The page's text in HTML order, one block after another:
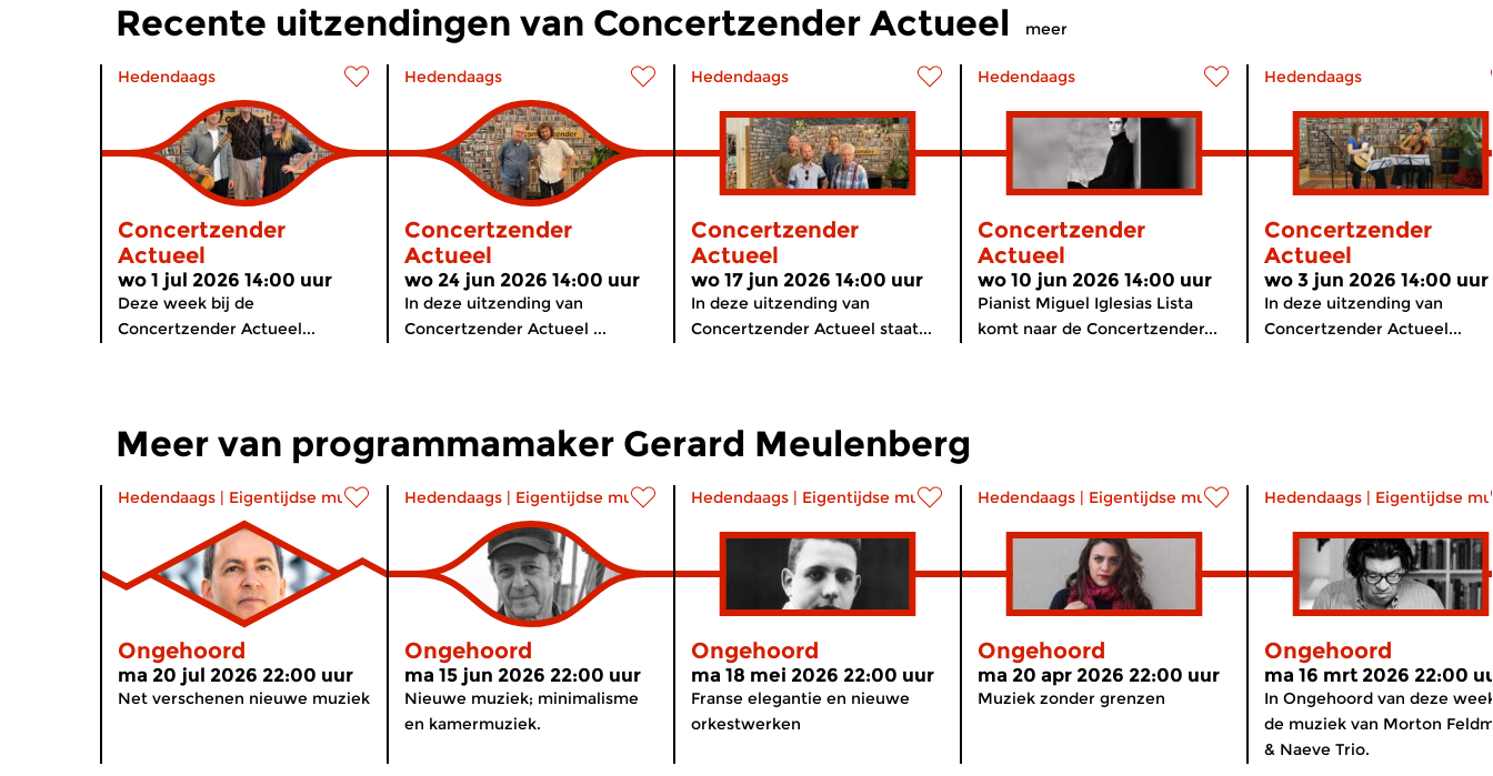
Recente uitzendingen van Concertzender Actueel meer
Hedendaags
Concertzender
Actueel
wo 1 jul 2026 14:00 uur
Deze week bij de
Concertzender Actueel...
Hedendaags
Concertzender
Actueel
wo 24 jun 2026 14:00 uur
In deze uitzending van
Concertzender Actueel ...
Hedendaags
Concertzender
Actueel
wo 17 jun 2026 14:00 uur
In deze uitzending van
Concertzender Actueel staat...
Hedendaags
Concertzender
Actueel
wo 10 jun 2026 14:00 uur
Pianist Miguel Iglesias Lista
komt naar de Concertzender...
Hedendaags
Concertzender
Actueel
wo 3 jun 2026 14:00 uur
In deze uitzending van
Concertzender Actueel...
Meer van programmamaker Gerard Meulenberg
Hedendaags | Eigentijdse muziek
Ongehoord
ma 20 jul 2026 22:00 uur
Net verschenen nieuwe muziek
Hedendaags | Eigentijdse muziek
Ongehoord
ma 15 jun 2026 22:00 uur
Nieuwe muziek; minimalisme
en kamermuziek.
Hedendaags | Eigentijdse muziek
Ongehoord
ma 18 mei 2026 22:00 uur
Franse elegantie en nieuwe
orkestwerken
Hedendaags | Eigentijdse muziek
Ongehoord
ma 20 apr 2026 22:00 uur
Muziek zonder grenzen
Hedendaags | Eigentijdse
Ongehoord
ma 16 mrt 2026 22:00
In Ongehoord van deze
de muziek van Morton
& Naeve Trio.